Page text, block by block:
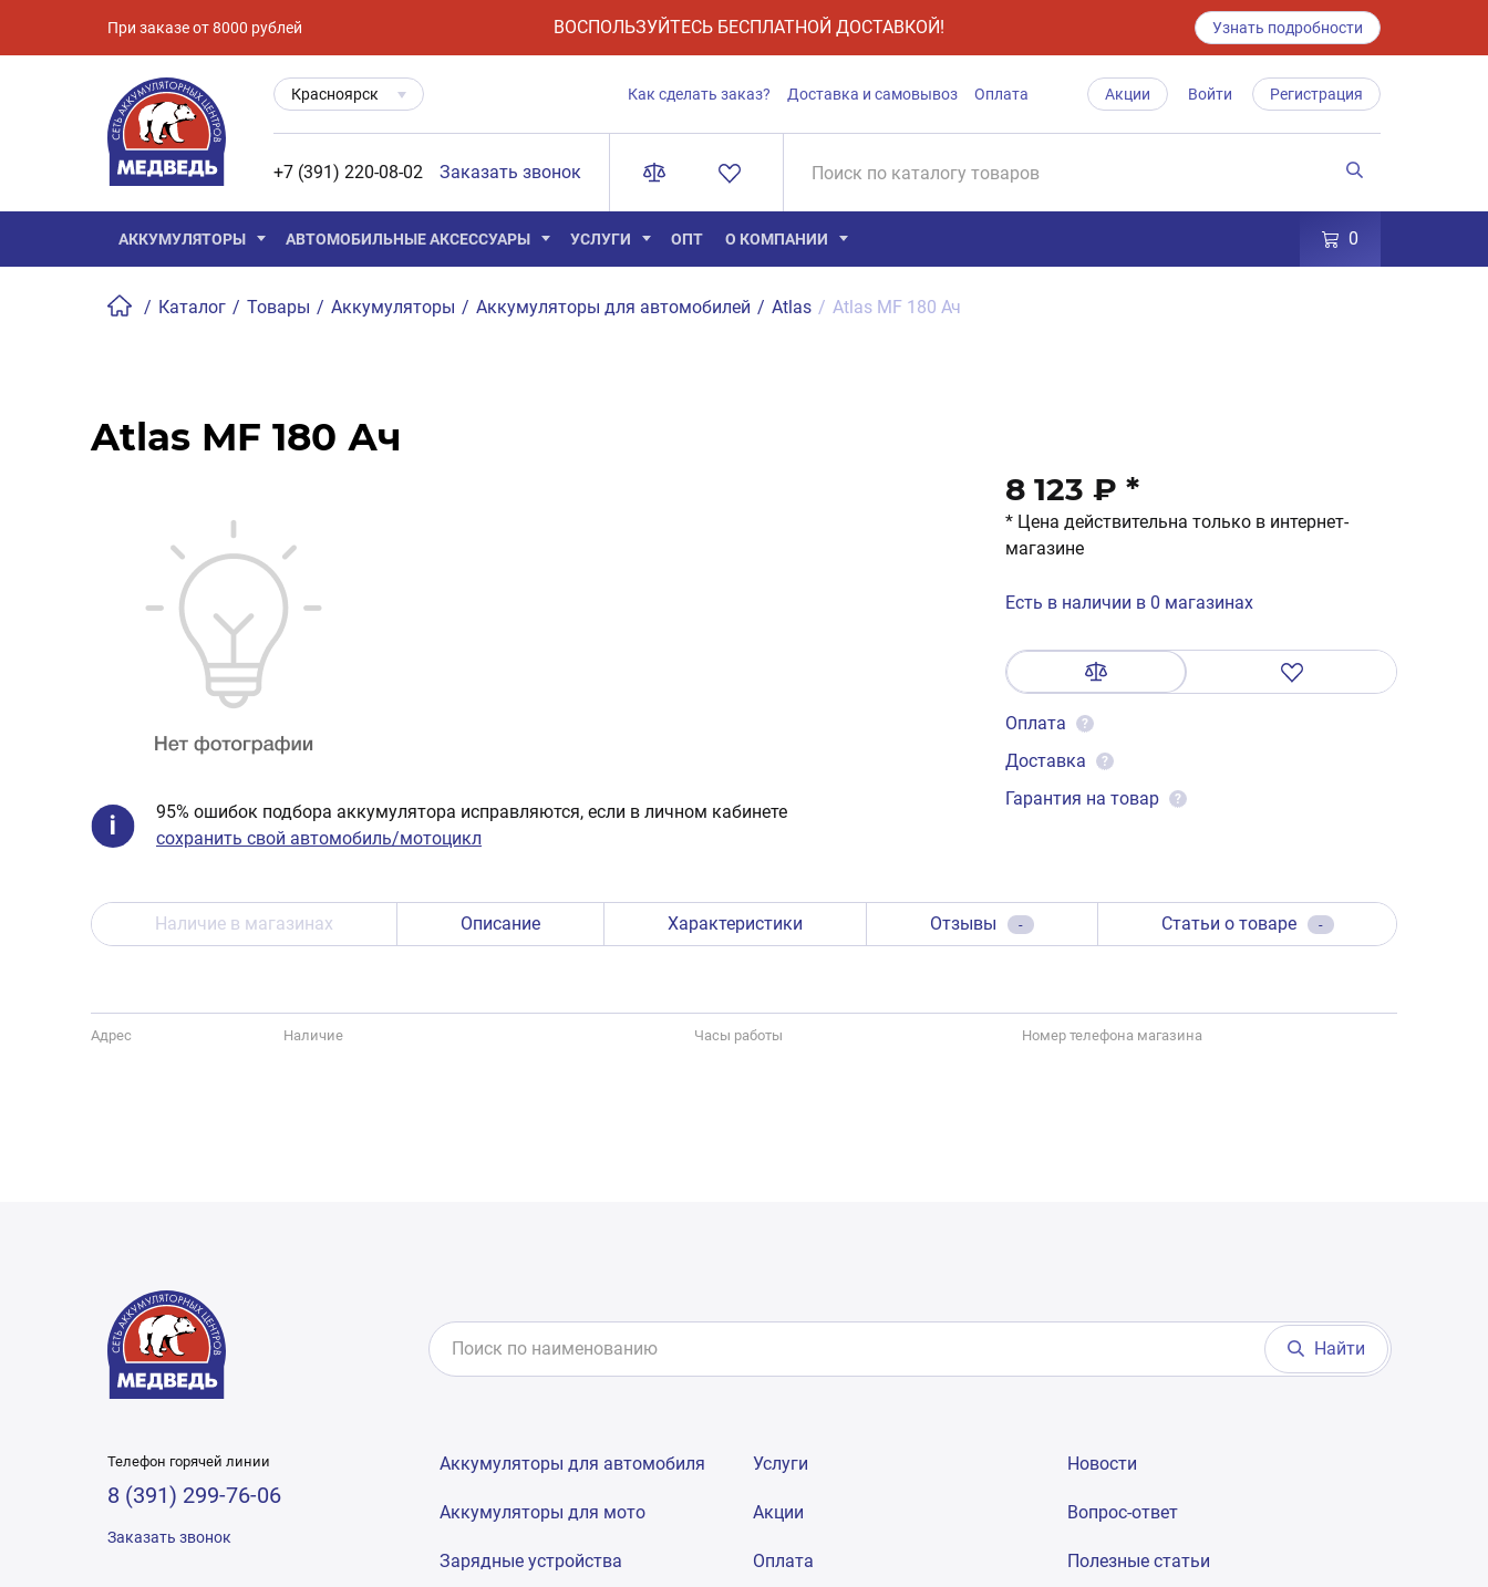
При заказе от 8000 рублей ВОСПОЛЬЗУЙТЕСЬ БЕСПЛАТНОЙ ДОСТАВКОЙ! Узнать подробности
Красноярск Как сделать заказ? Доставка и самовывоз Оплата Акции Войти Регистрация
+7 (391) 220-08-02 Заказать звонок
АККУМУЛЯТОРЫ АВТОМОБИЛЬНЫЕ АКСЕССУАРЫ УСЛУГИ ОПТ О КОМПАНИИ 0
/ Каталог / Товары / Аккумуляторы / Аккумуляторы для автомобилей / Atlas / Atlas MF 180 Ач
Atlas MF 180 Ач
95% ошибок подбора аккумулятора исправляются, если в личном кабинете
сохранить свой автомобиль/мотоцикл
8 123 ₽ *
* Цена действительна только в интернет-
магазине
Есть в наличии в 0 магазинах
Оплата ?
Доставка ?
Гарантия на товар ?
Наличие в магазинах Описание Характеристики Отзывы - Статьи о товаре -
Адрес Наличие Часы работы Номер телефона магазина
Найти
Телефон горячей линии
8 (391) 299-76-06
Заказать звонок
Аккумуляторы для автомобиля
Аккумуляторы для мото
Зарядные устройства
Услуги
Акции
Оплата
Новости
Вопрос-ответ
Полезные статьи